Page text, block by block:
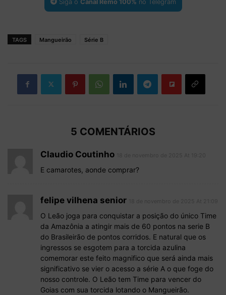
Siga o Canal Remo 100% no Telegram
TAGS Mangueirão Série B
5 COMENTÁRIOS
Claudio Coutinho
E camarotes, aonde comprar?
felipe vilhena senior
O Leão joga para conquistar a posição do único Time
da Amazônia a atingir mais de 60 pontos na serie B
do Brasileirão de pontos corridos. E natural que os
ingressos se esgotem para a torcida azulina
comemorar este feito magnifico que será ainda mais
significativo se vier o acesso a série A o que foge do
nosso controle. O Leão tem Time para vencer do
Goias com sua torcida lotando o Mangueirão.